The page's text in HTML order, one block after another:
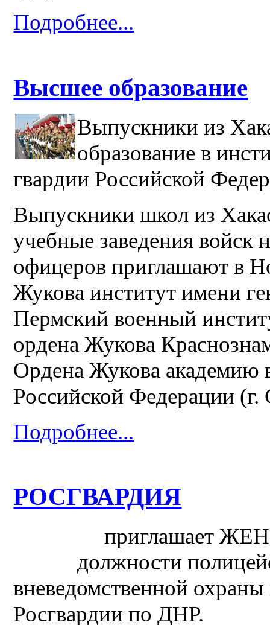
Подробнее...
Высшее образование
Выпускники из
образование в
гвардии Российской
Выпускники школ из
учебные заведения войск
офицеров приглашают в
Жукова институт имени
Пермский военный
ордена Жукова
Ордена Жукова академию
Российской Федерации (г.
Подробнее...
РОСГВАРДИЯ
приглашает
должности
вневедомственной
Росгвардии по ДНР.